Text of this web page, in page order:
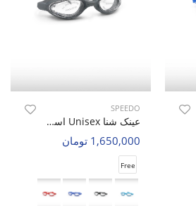
SPEEDO
عینک شنا Unisex اسپیدو Aqua Vision U
1,650,000 تومان
Free